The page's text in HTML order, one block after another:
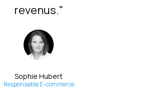
revenus."
Sophie Hubert
Responsable E-commerce